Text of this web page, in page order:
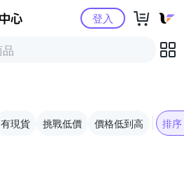
Yahoo購物中心登入
有現貨 挑戰低價 價格低到高 排序